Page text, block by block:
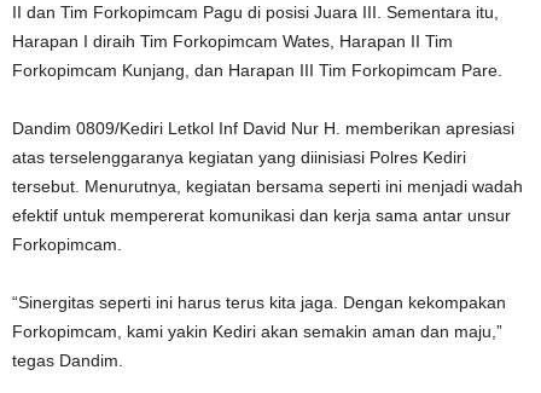
II dan Tim Forkopimcam Pagu di posisi Juara III. Sementara itu,
Harapan I diraih Tim Forkopimcam Wates, Harapan II Tim
Forkopimcam Kunjang, dan Harapan III Tim Forkopimcam Pare.
Dandim 0809/Kediri Letkol Inf David Nur H. memberikan apresiasi
atas terselenggaranya kegiatan yang diinisiasi Polres Kediri
tersebut. Menurutnya, kegiatan bersama seperti ini menjadi wadah
efektif untuk mempererat komunikasi dan kerja sama antar unsur
Forkopimcam.
“Sinergitas seperti ini harus terus kita jaga. Dengan kekompakan
Forkopimcam, kami yakin Kediri akan semakin aman dan maju,”
tegas Dandim.